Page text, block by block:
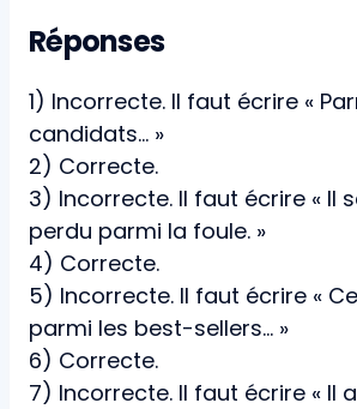
Réponses
1) Incorrecte. Il faut écrire «
candidats... »
2) Correcte.
3) Incorrecte. Il faut écrire « Il
perdu parmi la foule. »
4) Correcte.
5) Incorrecte. Il faut écrire «
parmi les best-sellers... »
6) Correcte.
7) Incorrecte. Il faut écrire « Il